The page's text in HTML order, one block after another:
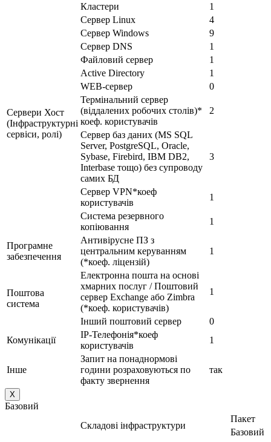
Кластери
1
Сервери Хост
(Інфраструктурні
сервіси, ролі)
Сервер Linux
4
Сервер Windows
9
Сервер DNS
1
Файловий сервер
1
Active Directory
1
WEB-сервер
0
Термінальний сервер
(віддалених робочих столів)*
коеф. користувачів
2
Сервер баз даних (MS SQL
Server, PostgreSQL, Oracle,
Sybase, Firebird, IBM DB2,
Interbase тощо) без супроводу
самих БД
3
Сервер VPN*коеф
користувачів
1
Система резервного
копіювання
1
Програмне
забезпечення
Антивірусне ПЗ з
центральним керуванням
(*коеф. ліцензій)
1
Поштова
система
Електронна пошта на основі
хмарних послуг / Поштовий
сервер Exchange або Zimbra
(*коеф. користувачів)
1
Інший поштовий сервер
0
Комунікації
IP-Телефонія*коеф
користувачів
1
Інше
Запит на понаднормові
години розраховуються по
факту звернення
так
X
Базовий
Складові інфраструктури
Пакет
Базовий